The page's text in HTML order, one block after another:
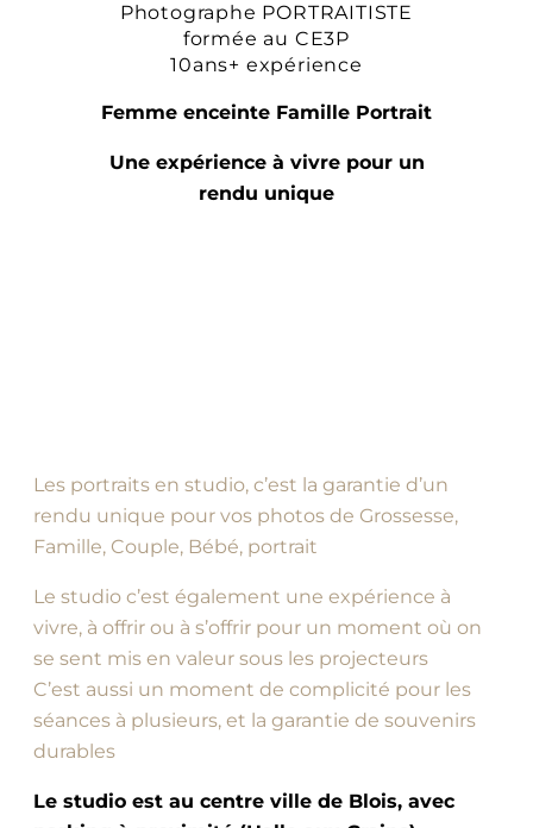
Photographe PORTRAITISTE
formée au CE3P
10ans+ expérience
Femme enceinte Famille Portrait
Une expérience à vivre pour un
rendu unique
Les portraits en studio, c’est la garantie d’un
rendu unique pour vos photos de Grossesse,
Famille, Couple, Bébé, portrait
Le studio c’est également une expérience à
vivre, à offrir ou à s’offrir pour un moment où on
se sent mis en valeur sous les projecteurs
C’est aussi un moment de complicité pour les
séances à plusieurs, et la garantie de souvenirs
durables
Le studio est au centre ville de Blois, avec